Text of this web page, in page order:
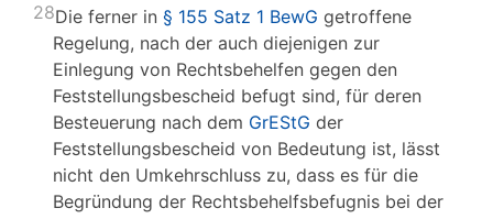
28Die ferner in § 155 Satz 1 BewG getroffene
Regelung, nach der auch diejenigen zur
Einlegung von Rechtsbehelfen gegen den
Feststellungsbescheid befugt sind, für deren
Besteuerung nach dem GrEStG der
Feststellungsbescheid von Bedeutung ist, lässt
nicht den Umkehrschluss zu, dass es für die
Begründung der Rechtsbehelfsbefugnis bei der